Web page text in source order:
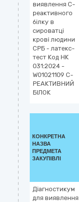
виявлення С-
реактивного
білку в
сироватці
крові людини
СРБ - латекс-
тест Код НК
031:2024 -
W01021109 С-
РЕАКТИВНИЙ
БІЛОК
КОНКРЕТНА
НАЗВА
ПРЕДМЕТА
ЗАКУПІВЛІ
Діагностикум
для виявлення